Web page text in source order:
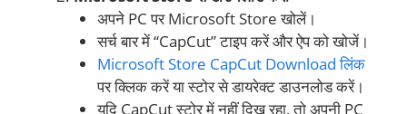
अपने PC पर Microsoft Store खोलें।
सर्च बार में “CapCut” टाइप करें और ऐप को खोजें।
Microsoft Store CapCut Download लिंक
पर क्लिक करें या स्टोर से डायरेक्ट डाउनलोड करें।
यदि CapCut स्टोर में नहीं दिख रहा, तो अपनी PC